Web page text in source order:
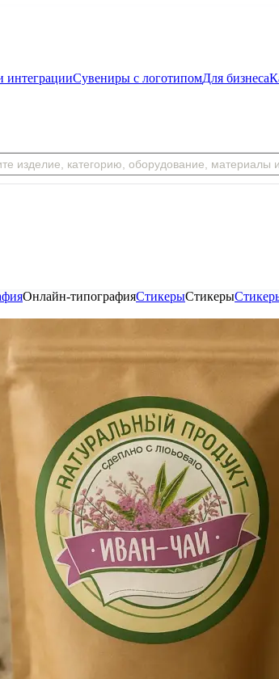
интеграцииСувениры с логотипомДля бизнеса
Копирование
Онлайн-типографияСтикерыСтикеры